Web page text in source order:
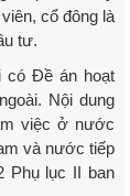
cổ đông là
tư.
có Đề án hoạt
Nội dung
việc ở nước
và nước tiếp
Phụ lục II ban